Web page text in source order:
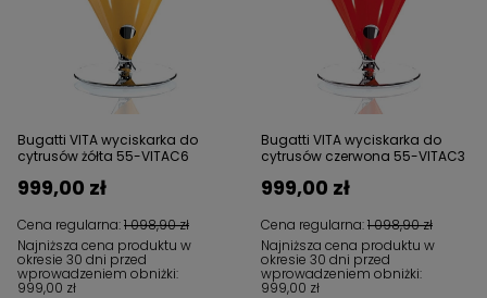
Bugatti VITA wyciskarka do
cytrusów żółta 55-VITAC6
Cena regularna:1 098,90 zł
999,00 zł
Najniższa cena produktu w
okresie 30 dni przed
wprowadzeniem obniżki:
999,00 zł
Bugatti VITA wyciskarka do
cytrusów czerwona 55-VITAC3
Cena regularna:1 098,90 zł
999,00 zł
Najniższa cena produktu w
okresie 30 dni przed
wprowadzeniem obniżki:
999,00 zł